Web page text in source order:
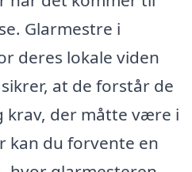
Glarmestre i
deres lokale viden
at de forstår de
krav, der måtte være i
kan du forvente en